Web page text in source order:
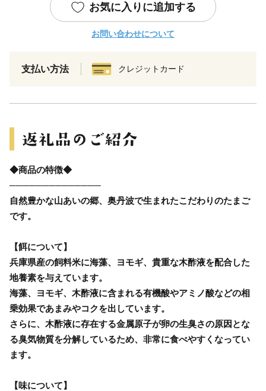
お気に入りに追加する
お問い合わせについて
支払い方法 クレジットカード
◆商品の特徴◆
──────────────
自然豊かな山あいの郷、奥丹波で生まれたこだわりのたまご
です。
【餌について】
兵庫県産の飼料米に海藻、ヨモギ、貴重な木酢液を配合した
地養素を与えています。
海藻、ヨモギ、木酢液に含まれる有機酸やアミノ酸などの相
乗効果であまみやコクを出しています。
さらに、木酢液に存在する金属原子が卵の生臭さの原因とな
る臭気物質を分解しているため、非常に食べやすくなってい
ます。
【味について】